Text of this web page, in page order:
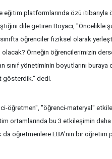
platformlarında özü
dile getiren Boyacı,
öğrenciler fiziksel olarak
olacak? Örneğin öğrencilerimizin
sınıf yönetiminin boyutlarını
gösterdik." dedi.
öğretmen", "öğrenci-materyal"
ortamlarında bu 3 etkileşimin daha
öğretmenlere EBA'nın bir